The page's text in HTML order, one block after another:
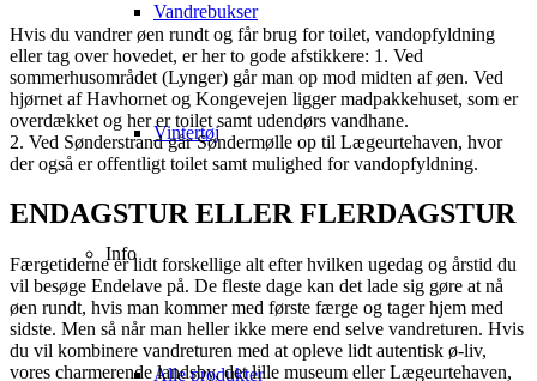
Vandrebukser
Vintertøj
Info
Alle produkter
Hvis du vandrer øen rundt og får brug for toilet, vandopfyldning
eller tag over hovedet, er her to gode afstikkere: 1. Ved
sommerhusområdet (Lynger) går man op mod midten af øen. Ved
hjørnet af Havhornet og Kongevejen ligger madpakkehuset, som er
overdækket og her er toilet samt udendørs vandhane.
2. Ved Sønderstrand går Søndermølle op til Lægeurtehaven, hvor
der også er offentligt toilet samt mulighed for vandopfyldning.
ENDAGSTUR ELLER FLERDAGSTUR
Færgetiderne er lidt forskellige alt efter hvilken ugedag og årstid du
vil besøge Endelave på. De fleste dage kan det lade sig gøre at nå
øen rundt, hvis man kommer med første færge og tager hjem med
sidste. Men så når man heller ikke mere end selve vandreturen. Hvis
du vil kombinere vandreturen med at opleve lidt autentisk ø-liv,
vores charmerende landsby, det lille museum eller Lægeurtehaven,